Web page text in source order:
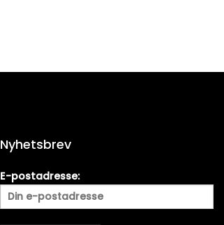
Nyhetsbrev
E-postadresse: